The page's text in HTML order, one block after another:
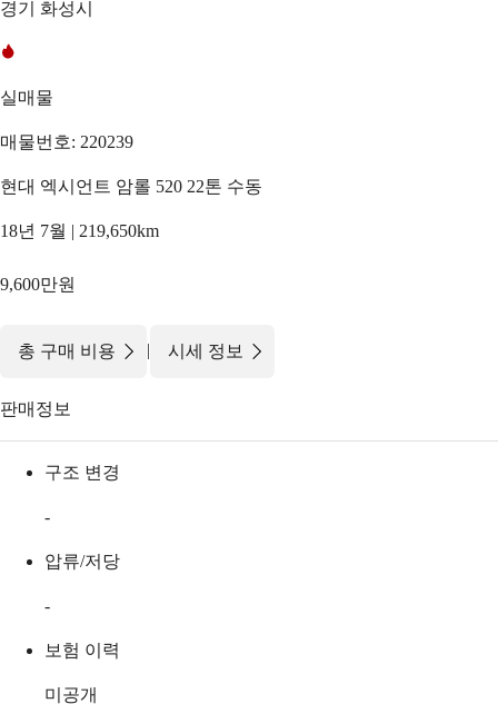
경기 화성시
실매물
매물번호: 220239
현대 엑시언트 암롤 520 22톤 수동
18년 7월 | 219,650km
9,600만원
총 구매 비용 | 시세 정보
판매정보
구조 변경
-
압류/저당
-
보험 이력
미공개